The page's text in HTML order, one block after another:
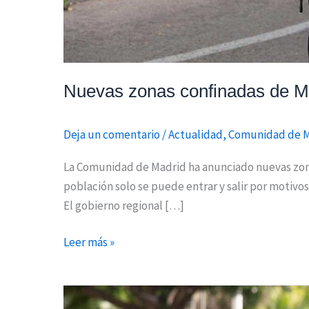
Nuevas zonas confinadas de
Deja un comentario/Actualidad,Comunidad de
La Comunidad de Madrid ha anunciado nuevas
población solo se puede entrar y salir por
El gobierno regional […]
Leer más »
La